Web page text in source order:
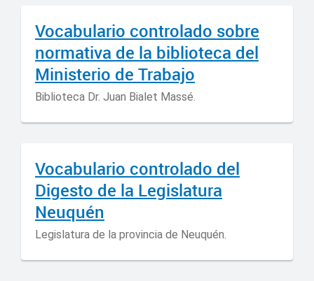
Vocabulario controlado sobre
normativa de la biblioteca del
Ministerio de Trabajo
Biblioteca Dr. Juan Bialet Massé.
Vocabulario controlado del
Digesto de la Legislatura
Neuquén
Legislatura de la provincia de Neuquén.